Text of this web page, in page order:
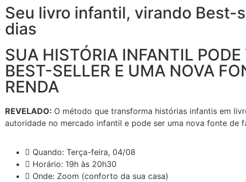
Seu livro infantil, virando Best-
dias
SUA HISTÓRIA INFANTIL PODE
BEST-SELLER E UMA NOVA
RENDA
REVELADO: O método que transforma histórias infantis em
autoridade no mercado infantil e pode ser uma nova fonte de
Quando: Terça-feira, 04/08
Horário: 19h às 20h30
Onde: Zoom (conforto da sua casa)